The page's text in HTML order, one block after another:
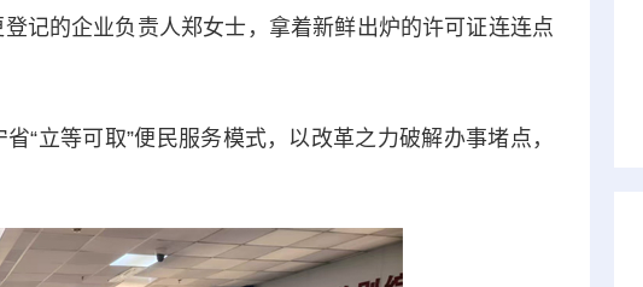
记的企业负责人郑女士，拿着新鲜出炉的许可证连连点
立等可取”便民服务模式，以改革之力破解办事堵点，